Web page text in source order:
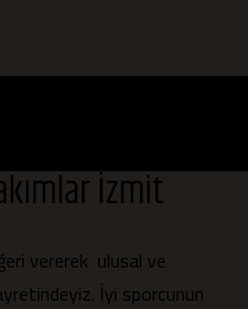
İzmit
vererek ulusal ve
İyi sporcunun